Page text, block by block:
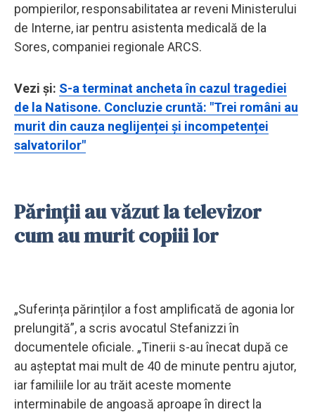
pompierilor, responsabilitatea ar reveni Ministerului
de Interne, iar pentru asistenta medicală de la
Sores, companiei regionale ARCS.
Vezi și: S-a terminat ancheta în cazul tragediei
de la Natisone. Concluzie cruntă: "Trei români au
murit din cauza neglijenței și incompetenței
salvatorilor"
Părinții au văzut la televizor
cum au murit copiii lor
„Suferința părinților a fost amplificată de agonia lor
prelungită”, a scris avocatul Stefanizzi în
documentele oficiale. „Tinerii s-au înecat după ce
au așteptat mai mult de 40 de minute pentru ajutor,
iar familiile lor au trăit aceste momente
interminabile de angoasă aproape în direct la